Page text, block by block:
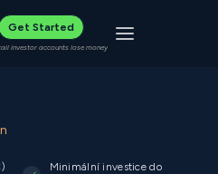
Get Started
investor accounts lose money Toggle
Minimální investice do